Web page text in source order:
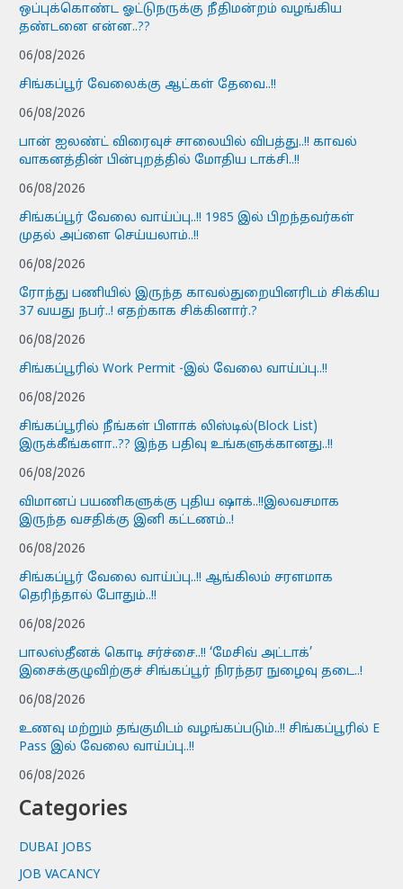
ஒப்புக்கொண்ட ஓட்டுநருக்கு நீதிமன்றம் வழங்கிய
தண்டனை என்ன..??
06/08/2026
சிங்கப்பூர் வேலைக்கு ஆட்கள் தேவை..!!
06/08/2026
பான் ஐலண்ட் விரைவுச் சாலையில் விபத்து..!! காவல்
வாகனத்தின் பின்புறத்தில் மோதிய டாக்சி..!!
06/08/2026
சிங்கப்பூர் வேலை வாய்ப்பு..!! 1985 இல் பிறந்தவர்கள்
முதல் அப்ளை செய்யலாம்..!!
06/08/2026
ரோந்து பணியில் இருந்த காவல்துறையினரிடம் சிக்கிய
37 வயது நபர்..! எதற்காக சிக்கினார்.?
06/08/2026
சிங்கப்பூரில் Work Permit -இல் வேலை வாய்ப்பு..!!
06/08/2026
சிங்கப்பூரில் நீங்கள் பிளாக் லிஸ்டில்(Block List)
இருக்கீங்களா..?? இந்த பதிவு உங்களுக்கானது..!!
06/08/2026
விமானப் பயணிகளுக்கு புதிய ஷாக்..!!இலவசமாக
இருந்த வசதிக்கு இனி கட்டணம்..!
06/08/2026
சிங்கப்பூர் வேலை வாய்ப்பு..!! ஆங்கிலம் சரளமாக
தெரிந்தால் போதும்..!!
06/08/2026
பாலஸ்தீனக் கொடி சர்ச்சை..!! ‘மேசிவ் அட்டாக்’
இசைக்குழுவிற்குச் சிங்கப்பூர் நிரந்தர நுழைவு தடை..!
06/08/2026
உணவு மற்றும் தங்குமிடம் வழங்கப்படும்..!! சிங்கப்பூரில் E
Pass இல் வேலை வாய்ப்பு..!!
06/08/2026
Categories
DUBAI JOBS
JOB VACANCY